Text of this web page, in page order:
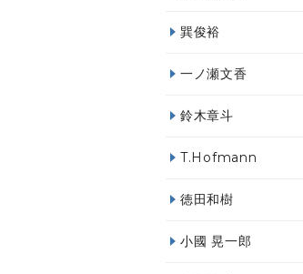
巽俊裕
一ノ瀬文香
鈴木章斗
T.Hofmann
徳田和樹
小國 晃一郎